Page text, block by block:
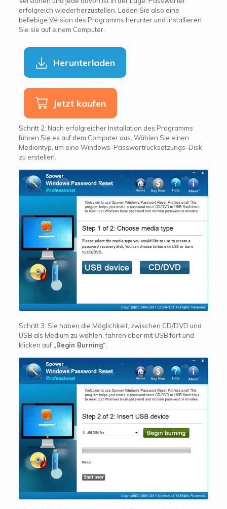
erfolgreich wiederherzustellen. Laden Sie also eine
beliebige Version des Programms herunter und installieren
Sie sie auf einem Computer.
Herunterladen
Jetzt kaufen
Schritt 2: Nach erfolgreicher Installation des Programms
führen Sie es auf dem Computer aus. Wählen Sie einen
Medientyp, um eine Windows-Passwortrücksetzungs-Disk
zu erstellen.
Schritt 3: Sie haben die Möglichkeit, zwischen CD/DVD und
USB als Medium zu wählen, fahren aber mit USB fort und
klicken auf „Begin Burning“.